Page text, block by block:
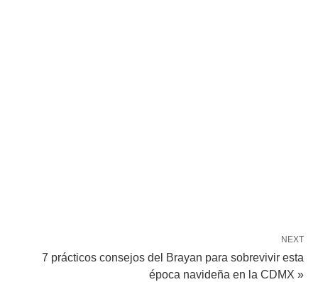
NEXT
7 prácticos consejos del Brayan para sobrevivir esta
época navideña en la CDMX »